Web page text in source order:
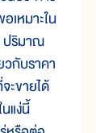
เหมาะใน
ปริมาณ
กับราคา
ะขายได้
แง่นี้